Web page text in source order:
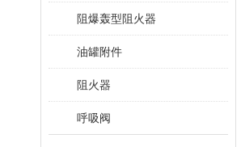
阻爆轰型阻火器
油罐附件
阻火器
呼吸阀